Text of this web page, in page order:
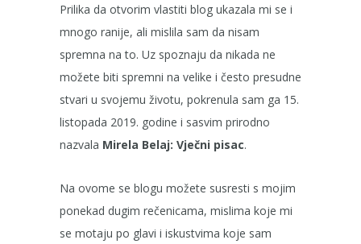
Prilika da otvorim vlastiti blog ukazala mi se i
mnogo ranije, ali mislila sam da nisam
spremna na to. Uz spoznaju da nikada ne
možete biti spremni na velike i često presudne
stvari u svojemu životu, pokrenula sam ga 15.
listopada 2019. godine i sasvim prirodno
nazvala Mirela Belaj: Vječni pisac.
Na ovome se blogu možete susresti s mojim
ponekad dugim rečenicama, mislima koje mi
se motaju po glavi i iskustvima koje sam